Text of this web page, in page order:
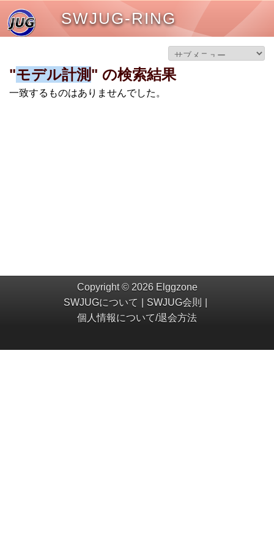
SWJUG-RING
"モデル計測" の検索結果
一致するものはありませんでした。
Copyright © 2026 Elggzone
SWJUGについて
SWJUG会則
個人情報について/退会方法